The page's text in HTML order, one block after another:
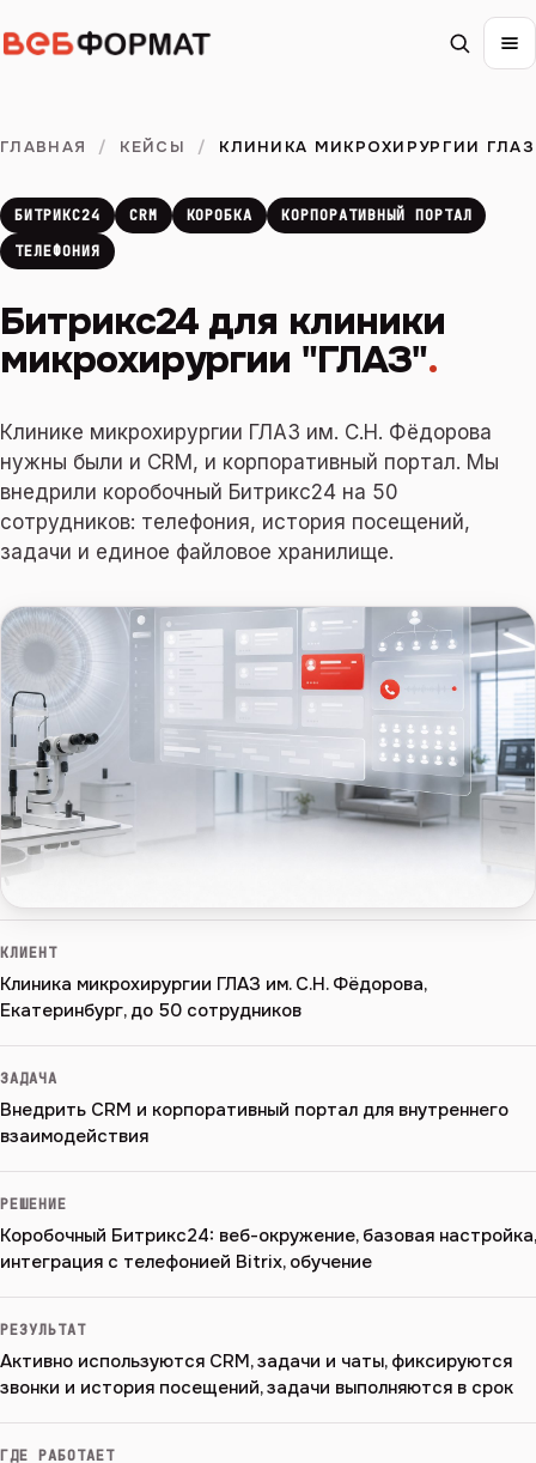
ГЛАВНАЯ / КЕЙСЫ / КЛИНИКА МИКРОХИРУРГИИ ГЛАЗ
БИТРИКС24 CRM КОРОБКА
КОРПОРАТИВНЫЙ ПОРТАЛ
ТЕЛЕФОНИЯ
Битрикс24 для клиники
микрохирургии "ГЛАЗ".
Клинике микрохирургии ГЛАЗ им. С.Н. Фёдорова
нужны были и CRM, и корпоративный портал. Мы
внедрили коробочный Битрикс24 на 50
сотрудников: телефония, история посещений,
задачи и единое файловое хранилище.
КЛИЕНТ
Клиника микрохирургии ГЛАЗ им. С.Н. Фёдорова,
Екатеринбург, до 50 сотрудников
ЗАДАЧА
Внедрить CRM и корпоративный портал для внутреннего
взаимодействия
РЕШЕНИЕ
Коробочный Битрикс24: веб-окружение, базовая настройка,
интеграция с телефонией Bitrix, обучение
РЕЗУЛЬТАТ
Активно используются CRM, задачи и чаты, фиксируются
звонки и история посещений, задачи выполняются в срок
ГДЕ РАБОТАЕТ